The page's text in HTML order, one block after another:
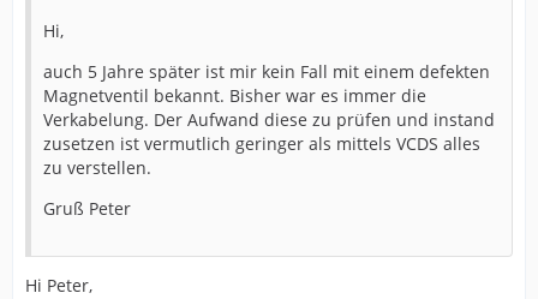
Hi,
auch 5 Jahre später ist mir kein Fall mit einem defekten
Magnetventil bekannt. Bisher war es immer die
Verkabelung. Der Aufwand diese zu prüfen und instand
zusetzen ist vermutlich geringer als mittels VCDS alles
zu verstellen.
Gruß Peter
Hi Peter,